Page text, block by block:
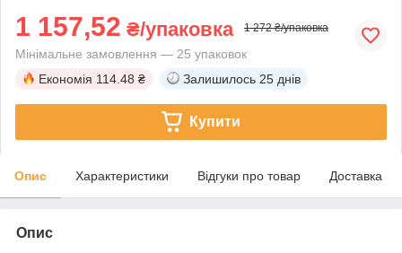
1 157,52 ₴/упаковка 1 272 ₴/упаковка
Мінімальне замовлення — 25 упаковок
Економія 114.48 ₴ Залишилось 25 днів
Купити
Опис Характеристики Відгуки про товар Доставка
Опис